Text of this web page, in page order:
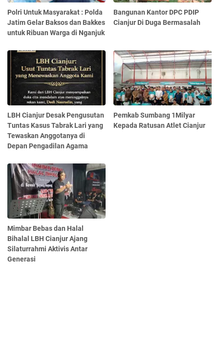
Polri Untuk Masyarakat : Polda
Jatim Gelar Baksos dan Bakkes
untuk Ribuan Warga di Nganjuk
Bangunan Kantor DPC PDIP
Cianjur Di Duga Bermasalah
LBH Cianjur Desak Pengusutan
Tuntas Kasus Tabrak Lari yang
Tewaskan Anggotanya di
Depan Pengadilan Agama
Pemkab Sumbang 1Milyar
Kepada Ratusan Atlet Cianjur
Mimbar Bebas dan Halal
Bihalal LBH Cianjur Ajang
Silaturrahmi Aktivis Antar
Generasi